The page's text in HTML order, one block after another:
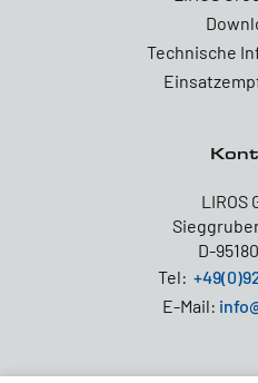
Technische
LIROS
D-
Tel:
E-Mail: